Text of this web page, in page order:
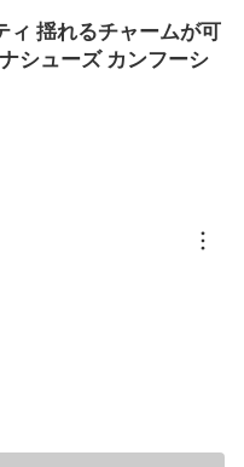
ィ 揺れるチャームが可
シューズ カンフーシ